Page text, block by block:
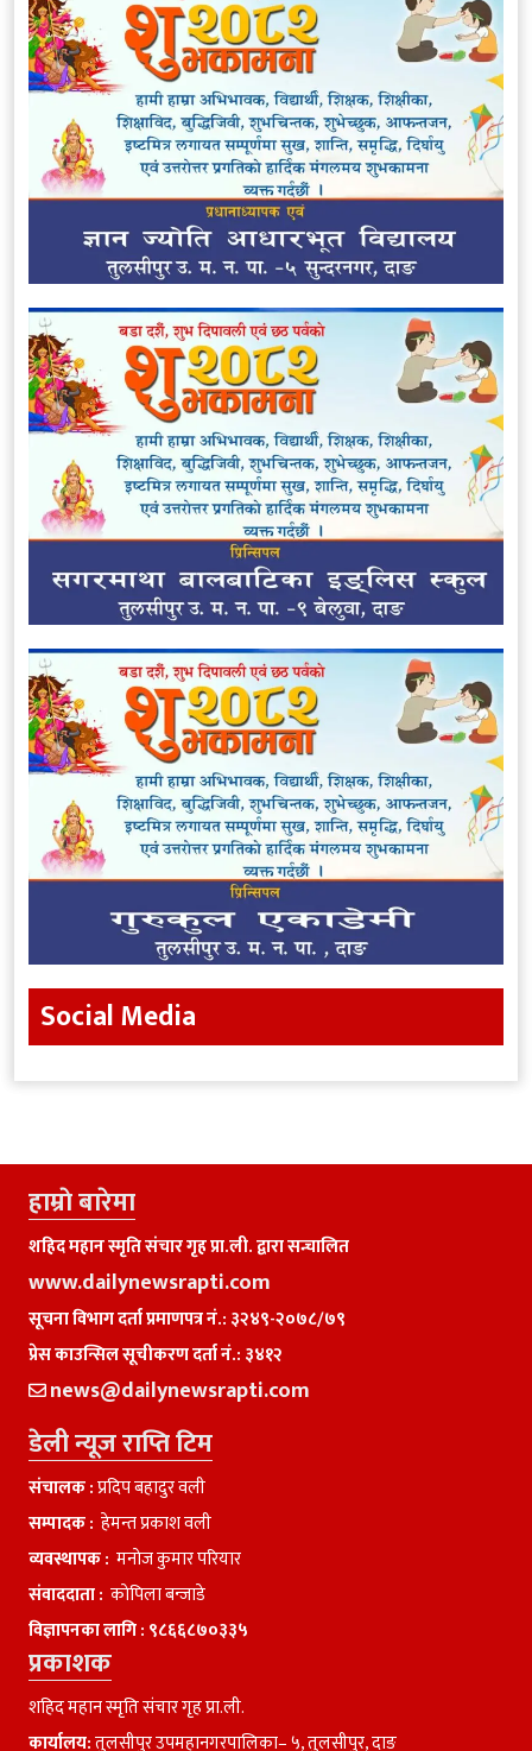
Social Media
हाम्राे बारेमा
शहिद महान स्मृति संचार गृह प्रा.ली. द्वारा सन्चालित
www.dailynewsrapti.com
सूचना विभाग दर्ता प्रमाणपत्र नं.: ३२४९-२०७८/७९
प्रेस काउन्सिल सूचीकरण दर्ता नं.: ३४१२
news@dailynewsrapti.com
डेली न्यूज राप्ति टिम
संचालक :प्रदिप बहादुर वली
सम्पादक : हेमन्त प्रकाश वली
व्यवस्थापक : मनाेज कुमार परियार
संवाददाता : काेपिला बन्जाडे
विज्ञापनका लागि : ९८६६८७०३३५
प्रकाशक
शहिद महान स्मृति संचार गृह प्रा.ली.
कार्यालय:तुलसीपुर उपमहानगरपालिका– ५, तुलसीपुर, दाङ